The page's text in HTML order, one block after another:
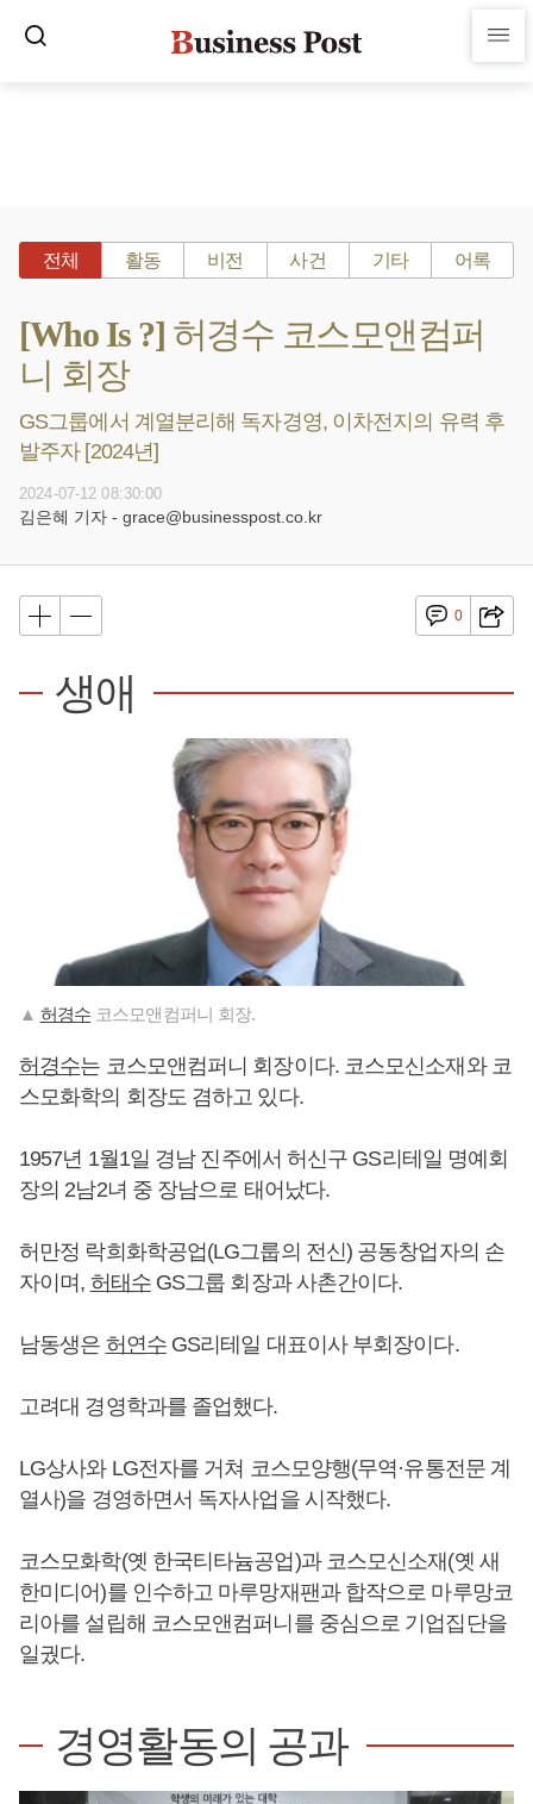
전체 활동 비전 사건 기타 어록
[Who Is ?] 허경수 코스모앤컴퍼
니 회장
GS그룹에서 계열분리해 독자경영, 이차전지의 유력 후
발주자 [2024년]
2024-07-12 08:30:00
김은혜 기자 - grace@businesspost.co.kr
0
생애
▲ 허경수 코스모앤컴퍼니 회장.
허경수는 코스모앤컴퍼니 회장이다. 코스모신소재와 코
스모화학의 회장도 겸하고 있다.
1957년 1월1일 경남 진주에서 허신구 GS리테일 명예회
장의 2남2녀 중 장남으로 태어났다.
허만정 락희화학공업(LG그룹의 전신) 공동창업자의 손
자이며, 허태수GS그룹 회장과 사촌간이다.
남동생은 허연수GS리테일 대표이사 부회장이다.
고려대 경영학과를 졸업했다.
LG상사와 LG전자를 거쳐 코스모양행(무역·유통전문 계
열사)을 경영하면서 독자사업을 시작했다.
코스모화학(옛 한국티타늄공업)과 코스모신소재(옛 새
한미디어)를 인수하고 마루망재팬과 합작으로 마루망코
리아를 설립해 코스모앤컴퍼니를 중심으로 기업집단을
일궜다.
경영활동의 공과